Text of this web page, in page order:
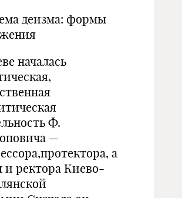
деизма: формы
началась
Ф.
—
а
и ректора Киево-